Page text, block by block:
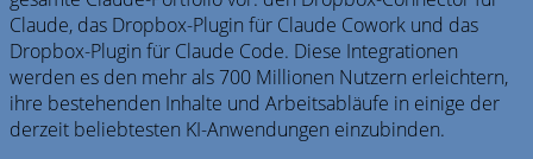
Claude, das Dropbox-Plugin für Claude Cowork und das
Dropbox-Plugin für Claude Code. Diese Integrationen
werden es den mehr als 700 Millionen Nutzern erleichtern,
ihre bestehenden Inhalte und Arbeitsabläufe in einige der
derzeit beliebtesten KI-Anwendungen einzubinden.